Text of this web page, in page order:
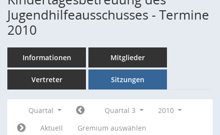
Jugendhilfeausschusses - Termine
2010
Informationen Mitglieder
Vertreter Sitzungen
Quartal Quartal 3
2010
Aktuell
Gremium auswählen